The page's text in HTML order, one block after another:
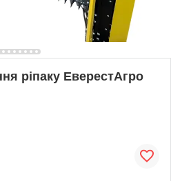
ріпаку ЕверестАгро